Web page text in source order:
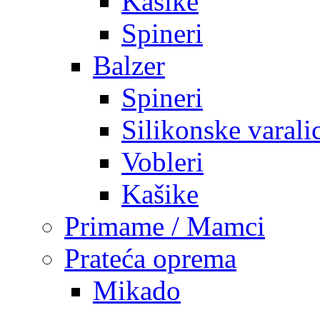
Spineri
Balzer
Spineri
Silikonske
Vobleri
Kašike
Primame / Mamci
Prateća oprema
Mikado